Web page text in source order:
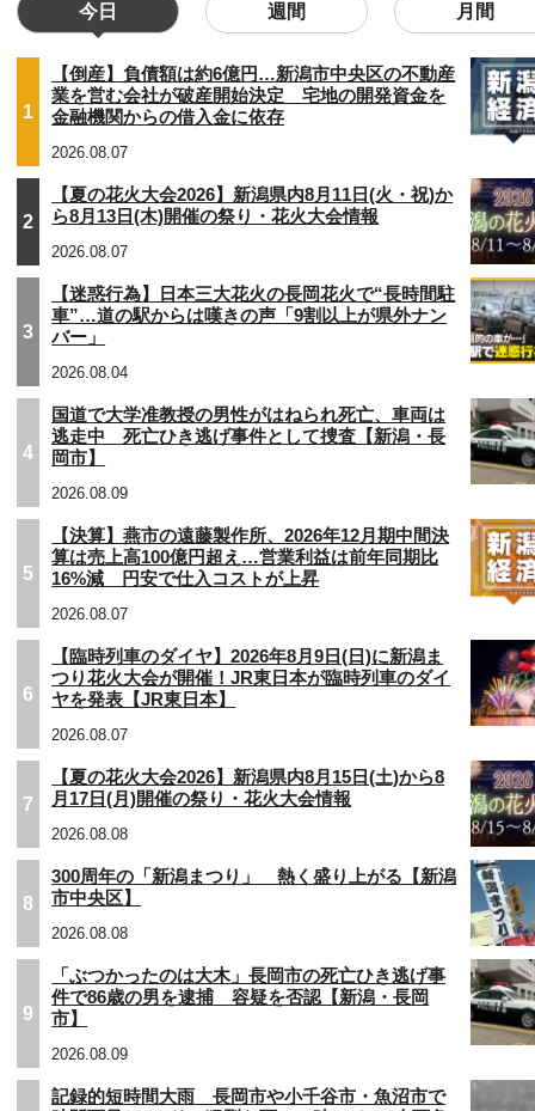
今日 週間 月間
1
【倒産】負債額は約6億円…新潟市中央区の不動産
業を営む会社が破産開始決定 宅地の開発資金を
金融機関からの借入金に依存
2026.08.07
2
【夏の花火大会2026】新潟県内8月11日(火・祝)か
ら8月13日(木)開催の祭り・花火大会情報
2026.08.07
3
【迷惑行為】日本三大花火の長岡花火で“長時間駐
車”…道の駅からは嘆きの声「9割以上が県外ナン
バー」
2026.08.04
4
国道で大学准教授の男性がはねられ死亡、車両は
逃走中 死亡ひき逃げ事件として捜査【新潟・長
岡市】
2026.08.09
5
【決算】燕市の遠藤製作所、2026年12月期中間決
算は売上高100億円超え…営業利益は前年同期比
16%減 円安で仕入コストが上昇
2026.08.07
6
【臨時列車のダイヤ】2026年8月9日(日)に新潟ま
つり花火大会が開催！JR東日本が臨時列車のダイ
ヤを発表【JR東日本】
2026.08.07
7
【夏の花火大会2026】新潟県内8月15日(土)から8
月17日(月)開催の祭り・花火大会情報
2026.08.08
8
300周年の「新潟まつり」 熱く盛り上がる【新潟
市中央区】
2026.08.08
9
「ぶつかったのは大木」長岡市の死亡ひき逃げ事
件で86歳の男を逮捕 容疑を否認【新潟・長岡
市】
2026.08.09
記録的短時間大雨 長岡市や小千谷市・魚沼市で